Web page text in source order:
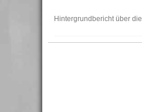
Hintergrundbericht über die